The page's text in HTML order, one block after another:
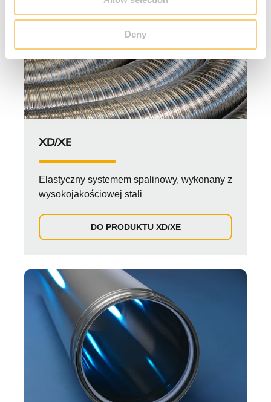
Deny
XD/XE
Elastyczny systemem spalinowy, wykonany z
wysokojakościowej stali
DO PRODUKTU XD/XE